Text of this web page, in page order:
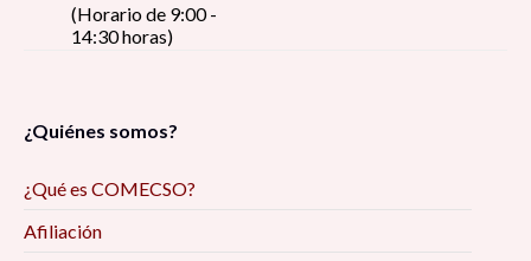
(Horario de 9:00 -
14:30 horas)
¿Quiénes somos?
¿Qué es COMECSO?
Afiliación